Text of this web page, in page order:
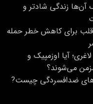
آن‌ها زندگی شادتر و
برای کاهش خطر حمله
آیا اوزمپیک و
می‌شوند؟
ضدافسردگی چیست?